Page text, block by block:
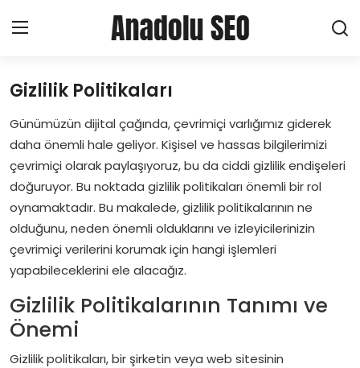
About Creating a Profile
Haberler
Hizmetler
SEO
Pazarlama
Yerel SEO
Gizlilik Politikaları
Günümüzün dijital çağında, çevrimiçi varlığımız giderek
daha önemli hale geliyor. Kişisel ve hassas bilgilerimizi
çevrimiçi olarak paylaşıyoruz, bu da ciddi gizlilik endişeleri
doğuruyor. Bu noktada gizlilik politikaları önemli bir rol
oynamaktadır. Bu makalede, gizlilik politikalarının ne
olduğunu, neden önemli olduklarını ve izleyicilerinizin
çevrimiçi verilerini korumak için hangi işlemleri
yapabileceklerini ele alacağız.
Gizlilik Politikalarının Tanımı ve
Önemi
Gizlilik politikaları, bir şirketin veya web sitesinin